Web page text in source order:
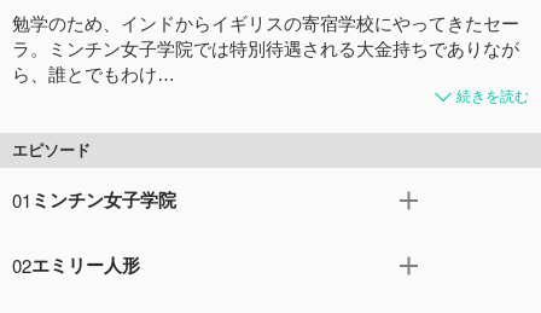
勉学のため、インドからイギリスの寄宿学校にやってきたセー
ラ。ミンチン女子学院では特別待遇される大金持ちでありなが
ら、誰とでもわけ…
続きを読む
エピソード
01 ミンチン女子学院
学院に、一人の少女がやって来た。インドで莫大な富を築
02エミリー人形